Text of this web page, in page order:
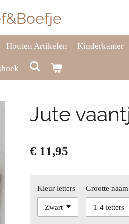
Houten Artikelen Kinderkamer
Jute
€ 11,95
Kleur letters Grootte naam